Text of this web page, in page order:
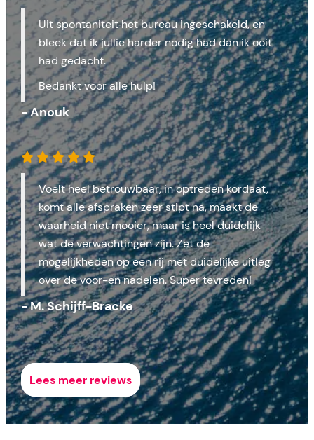
Uit spontaniteit het bureau ingeschakeld, en
bleek dat ik jullie harder nodig had dan ik ooit
had gedacht.
Bedankt voor alle hulp!
- Anouk
Voelt heel betrouwbaar, in optreden kordaat,
komt alle afspraken zeer stipt na, maakt de
waarheid niet mooier, maar is heel duidelijk
wat de verwachtingen zijn. Zet de
mogelijkheden op een rij met duidelijke uitleg
over de voor-en nadelen. Super tevreden!
- M. Schijff-Bracke
Lees meer reviews